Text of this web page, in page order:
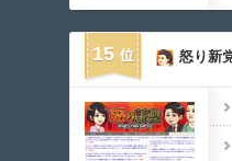
15 怒り新